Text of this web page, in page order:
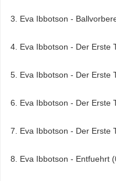
Eva Ibbotson -
Eva Ibbotson - Der Erste
Eva Ibbotson - Der Erste
Eva Ibbotson - Der Erste
Eva Ibbotson - Der Erste
Eva Ibbotson - Entfuehrt